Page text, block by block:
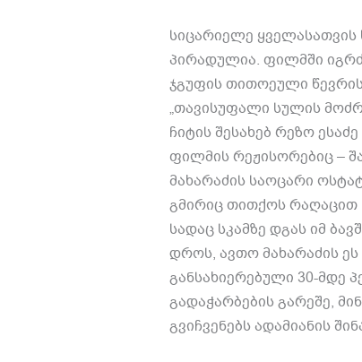
სიცარიელე ყველასათვის
პირადულია. ფილმში
ჯგუფის თითოეული
„თავისუფალი სულის
ჩიტის შესახებ რეზო
ფილმის რეჟისორებიც–
მახარაძის საოცარი
გმირიც თითქოს რაღაცით
სადაც სკამზე დგას იმ
დროს, ავთო მახარაძის
განსახიერებული 30-მდე
გადაჭარბების გარეშე,
გვიჩვენებს ადამიანის